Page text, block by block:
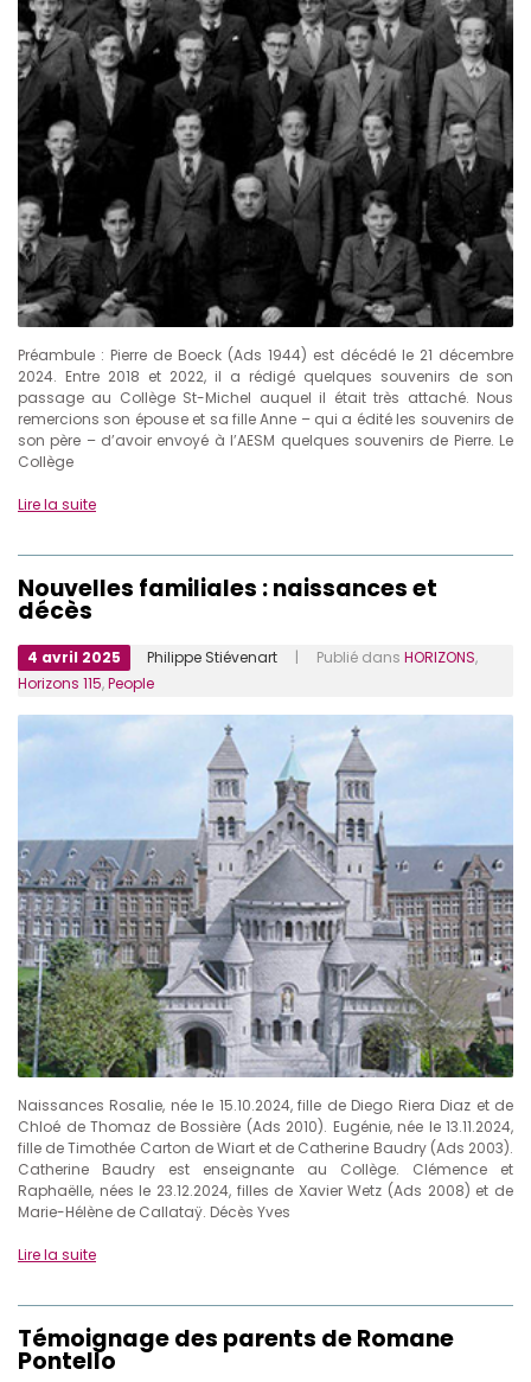
Préambule : Pierre de Boeck (Ads 1944) est décédé le 21 décembre
2024. Entre 2018 et 2022, il a rédigé quelques souvenirs de son
passage au Collège St-Michel auquel il était très attaché. Nous
remercions son épouse et sa fille Anne – qui a édité les souvenirs de
son père – d’avoir envoyé à l’AESM quelques souvenirs de Pierre. Le
Collège
Lire la suite
Nouvelles familiales : naissances et
décès
4 avril 2025 Philippe Stiévenart | Publié dans HORIZONS,
Horizons 115,People
Naissances Rosalie, née le 15.10.2024, fille de Diego Riera Diaz et de
Chloé de Thomaz de Bossière (Ads 2010). Eugénie, née le 13.11.2024,
fille de Timothée Carton de Wiart et de Catherine Baudry (Ads 2003).
Catherine Baudry est enseignante au Collège. Clémence et
Raphaëlle, nées le 23.12.2024, filles de Xavier Wetz (Ads 2008) et de
Marie-Hélène de Callataÿ. Décès Yves
Lire la suite
Témoignage des parents de Romane
Pontello